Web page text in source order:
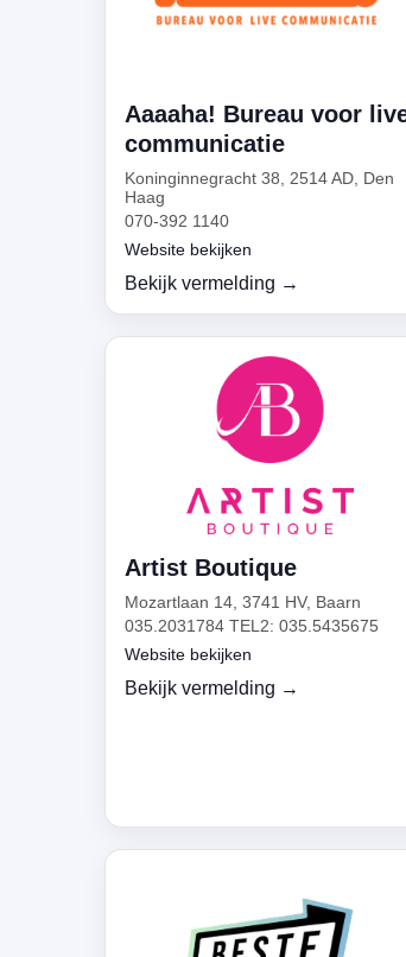
Aaaaha! Bureau voor
communicatie
Koninginnegracht 38, 2514 AD, Den
Haag
070-392 1140
Website bekijken
Bekijk vermelding →
Artist Boutique
Mozartlaan 14, 3741 HV, Baarn
035.2031784 TEL2: 035.5435675
Website bekijken
Bekijk vermelding →